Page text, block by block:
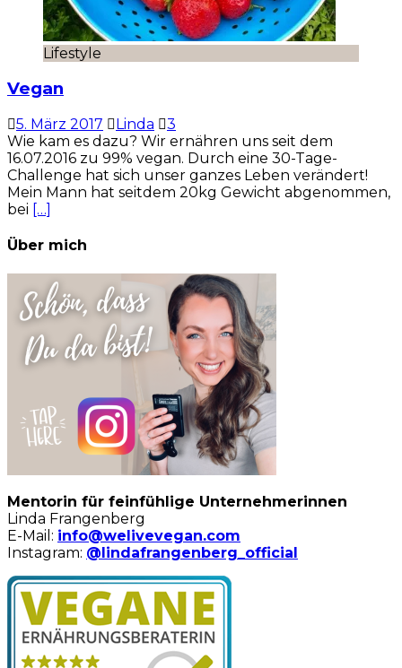
Lifestyle
Vegan
5. März 2017 Linda
3
Wie kam es dazu? Wir ernähren uns seit dem
16.07.2016 zu 99% vegan. Durch eine 30-Tage-
Challenge hat sich unser ganzes Leben verändert!
Mein Mann hat seitdem 20kg Gewicht abgenommen,
bei […]
Über mich
Mentorin für feinfühlige Unternehmerinnen
Linda Frangenberg
E-Mail: info@welivevegan.com
Instagram: @lindafrangenberg_official